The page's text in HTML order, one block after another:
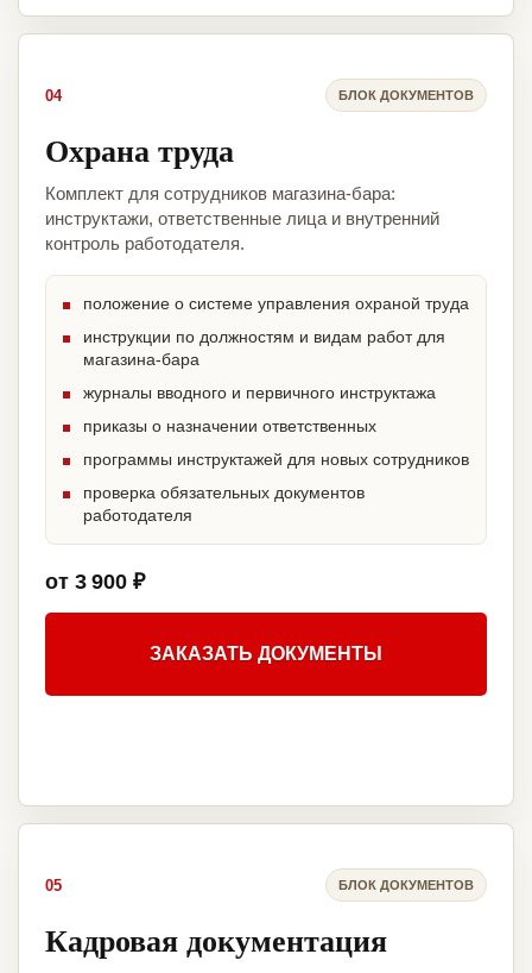
04 БЛОК ДОКУМЕНТОВ
Охрана труда
Комплект для сотрудников магазина-бара:
инструктажи, ответственные лица и внутренний
контроль работодателя.
положение о системе управления охраной труда
инструкции по должностям и видам работ для
магазина-бара
журналы вводного и первичного инструктажа
приказы о назначении ответственных
программы инструктажей для новых сотрудников
проверка обязательных документов
работодателя
от 3 900 ₽
ЗАКАЗАТЬ ДОКУМЕНТЫ
05 БЛОК ДОКУМЕНТОВ
Кадровая документация